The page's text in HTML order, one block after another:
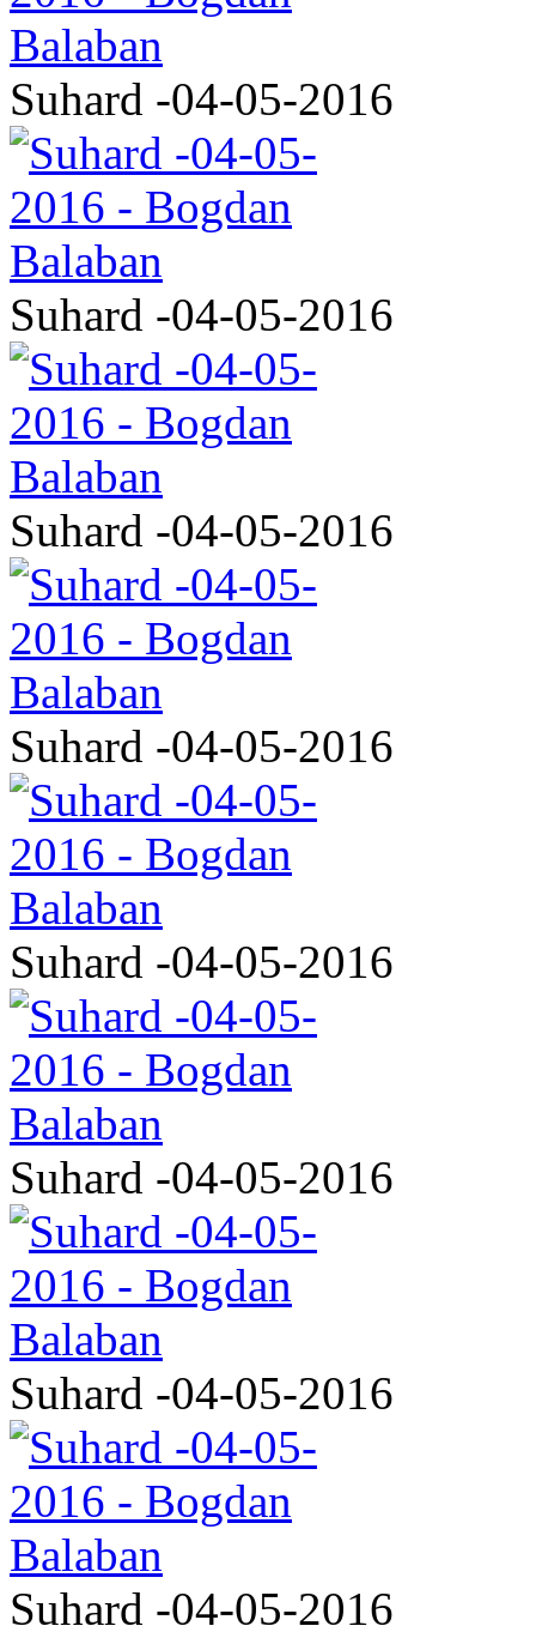
Suhard -04-05-2016
Suhard -04-05-2016
Suhard -04-05-2016
Suhard -04-05-2016
Suhard -04-05-2016
Suhard -04-05-2016
Suhard -04-05-2016
Suhard -04-05-2016